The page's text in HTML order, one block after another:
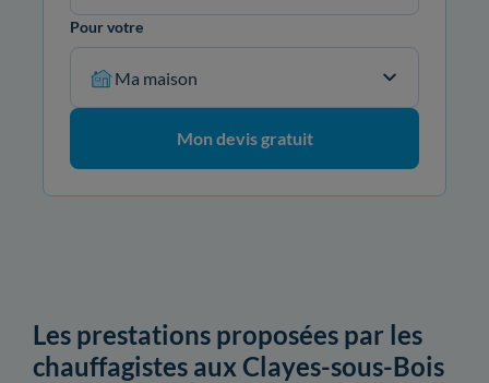
Pour votre
Ma maison
Mon devis gratuit
Les prestations proposées par les
chauffagistes aux Clayes-sous-Bois